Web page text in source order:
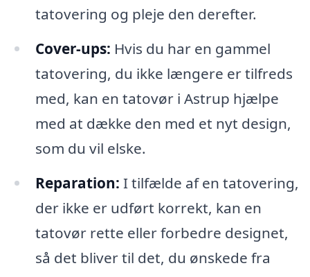
tatovering og pleje den derefter.
Cover-ups: Hvis du har en gammel
tatovering, du ikke længere er tilfreds
med, kan en tatovør i Astrup hjælpe
med at dække den med et nyt design,
som du vil elske.
Reparation: I tilfælde af en tatovering,
der ikke er udført korrekt, kan en
tatovør rette eller forbedre designet,
så det bliver til det, du ønskede fra